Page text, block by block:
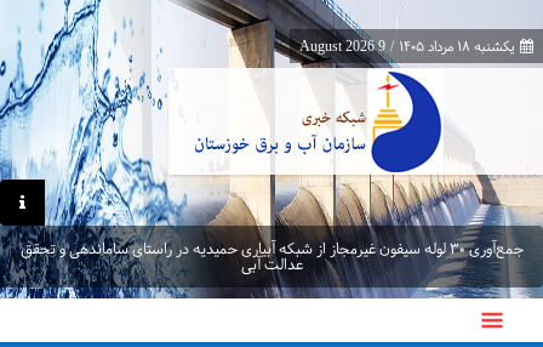
یکشنبه ۱۸ مرداد ۱۴۰۵ /
9 August 2026
جمع‌آوری ۳۰ لوله سیفون غیرمجاز از شبکه آبیاری حمیدیه در راستای ساماندهی و تحقق
عدالت آبی